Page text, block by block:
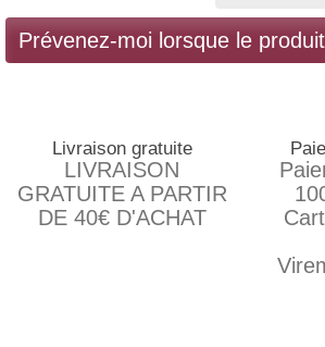
Prévenez-moi lorsque le
Livraison gratuite
LIVRAISON
GRATUITE A PARTIR
DE 40€ D'ACHAT